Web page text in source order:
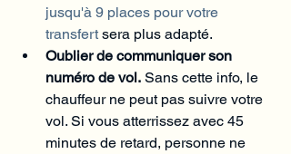
jusqu'à 9 places pour votre
transfert sera plus adapté.
Oublier de communiquer son
numéro de vol. Sans cette info, le
chauffeur ne peut pas suivre votre
vol. Si vous atterrissez avec 45
minutes de retard, personne ne